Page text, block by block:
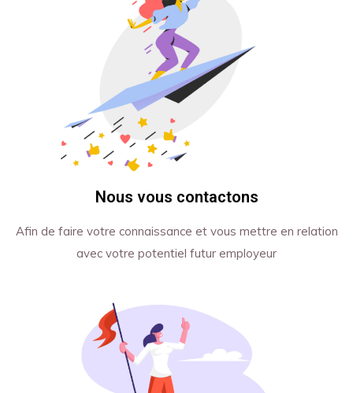
Nous vous contactons
Afin de faire votre connaissance et vous mettre en relation
avec votre potentiel futur employeur